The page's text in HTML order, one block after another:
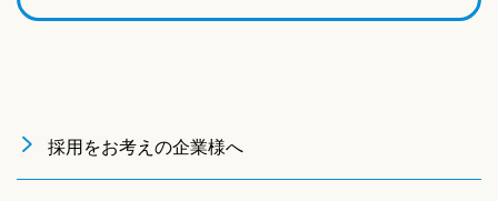
採用をお考えの企業様へ